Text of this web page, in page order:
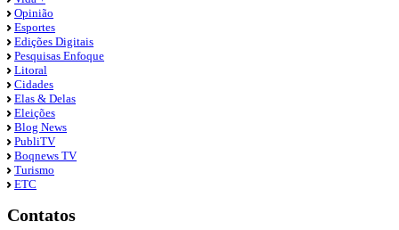
Opinião
Esportes
Edições Digitais
Pesquisas Enfoque
Litoral
Cidades
Elas & Delas
Eleições
Blog News
PubliTV
Boqnews TV
Turismo
ETC
Contatos